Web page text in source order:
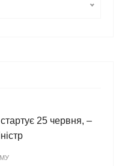
25 червня, –